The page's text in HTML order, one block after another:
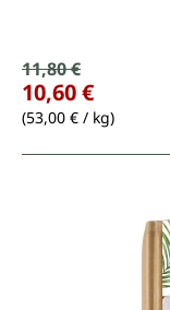
Prix de vente :
Prix régulier :
11,80 €
10,60 €
(53,00 € / kg)